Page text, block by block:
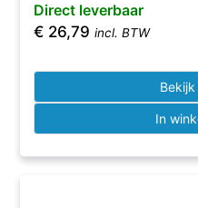
Direct leverbaar
€ 26,79 incl. BTW
In